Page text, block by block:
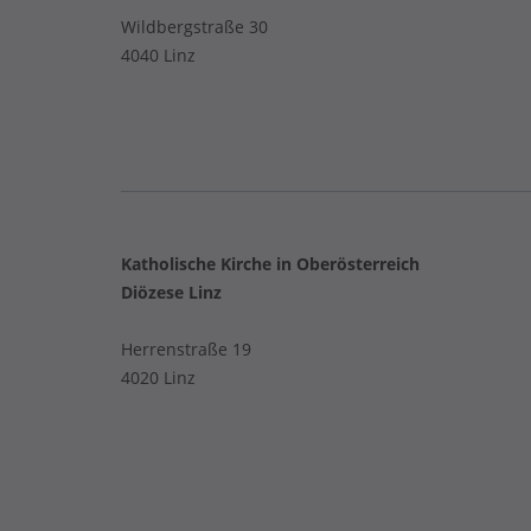
Wildbergstraße 30
4040 Linz
Katholische Kirche in Oberösterreich
Diözese Linz
Herrenstraße 19
4020 Linz